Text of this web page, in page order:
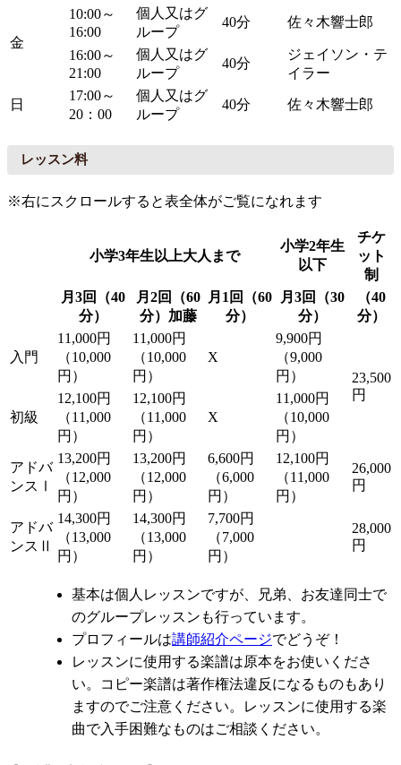
金
10:00～
16:00
個人又はグ
ループ
40分 佐々木響士郎
16:00～
21:00
個人又はグ
ループ
40分
ジェイソン・テ
イラー
日
17:00～
20：00
個人又はグ
ループ
40分 佐々木響士郎
レッスン料
※右にスクロールすると表全体がご覧になれます
小学3年生以上大人まで
小学2年生
以下
チケ
ット
制
月3回（40
分）
月2回（60
分）加藤
月1回（60
分）
月3回（30
分）
（40
分）
入門
11,000円
（10,000
円）
11,000円
（10,000
円）
X
9,900円
（9,000
円）
23,500
円
初級
12,100円
（11,000
円）
12,100円
（11,000
円）
X
11,000円
（10,000
円）
アドバ
ンスⅠ
13,200円
（12,000
円）
13,200円
（12,000
円）
6,600円
（6,000
円）
12,100円
（11,000
円）
26,000
円
アドバ
ンスⅡ
14,300円
（13,000
円）
14,300円
（13,000
円）
7,700円
（7,000
円）
28,000
円
基本は個人レッスンですが、兄弟、お友達同士で
のグループレッスンも行っています。
プロフィールは講師紹介ページでどうぞ！
レッスンに使用する楽譜は原本をお使いくださ
い。コピー楽譜は著作権法違反になるものもあり
ますのでご注意ください。レッスンに使用する楽
曲で入手困難なものはご相談ください。